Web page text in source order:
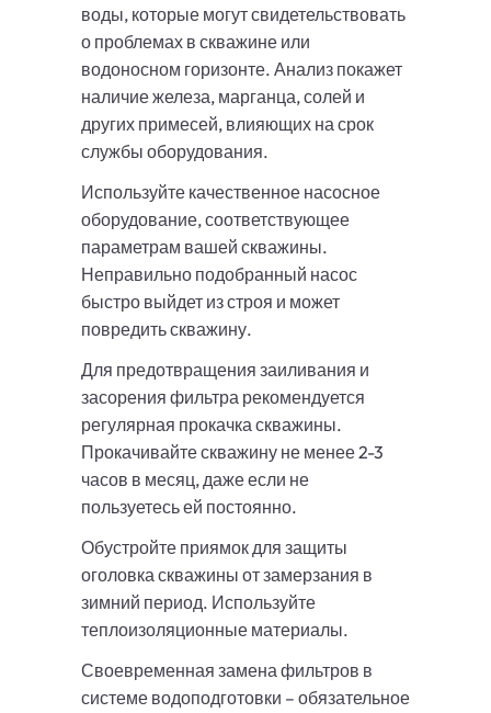
воды, которые могут свидетельствовать
о проблемах в скважине или
водоносном горизонте. Анализ покажет
наличие железа, марганца, солей и
других примесей, влияющих на срок
службы оборудования.
Используйте качественное насосное
оборудование, соответствующее
параметрам вашей скважины.
Неправильно подобранный насос
быстро выйдет из строя и может
повредить скважину.
Для предотвращения заиливания и
засорения фильтра рекомендуется
регулярная прокачка скважины.
Прокачивайте скважину не менее 2-3
часов в месяц, даже если не
пользуетесь ей постоянно.
Обустройте приямок для защиты
оголовка скважины от замерзания в
зимний период. Используйте
теплоизоляционные материалы.
Своевременная замена фильтров в
системе водоподготовки – обязательное